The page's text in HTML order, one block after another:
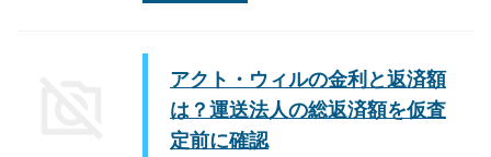
アクト・ウィルの金利と返済額
は？運送法人の総返済額を仮査
定前に確認